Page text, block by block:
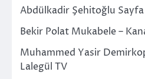
Abdülkadir Şehitoğlu
Bekir Polat Mukabele –
Muhammed Yasir
Lalegül TV